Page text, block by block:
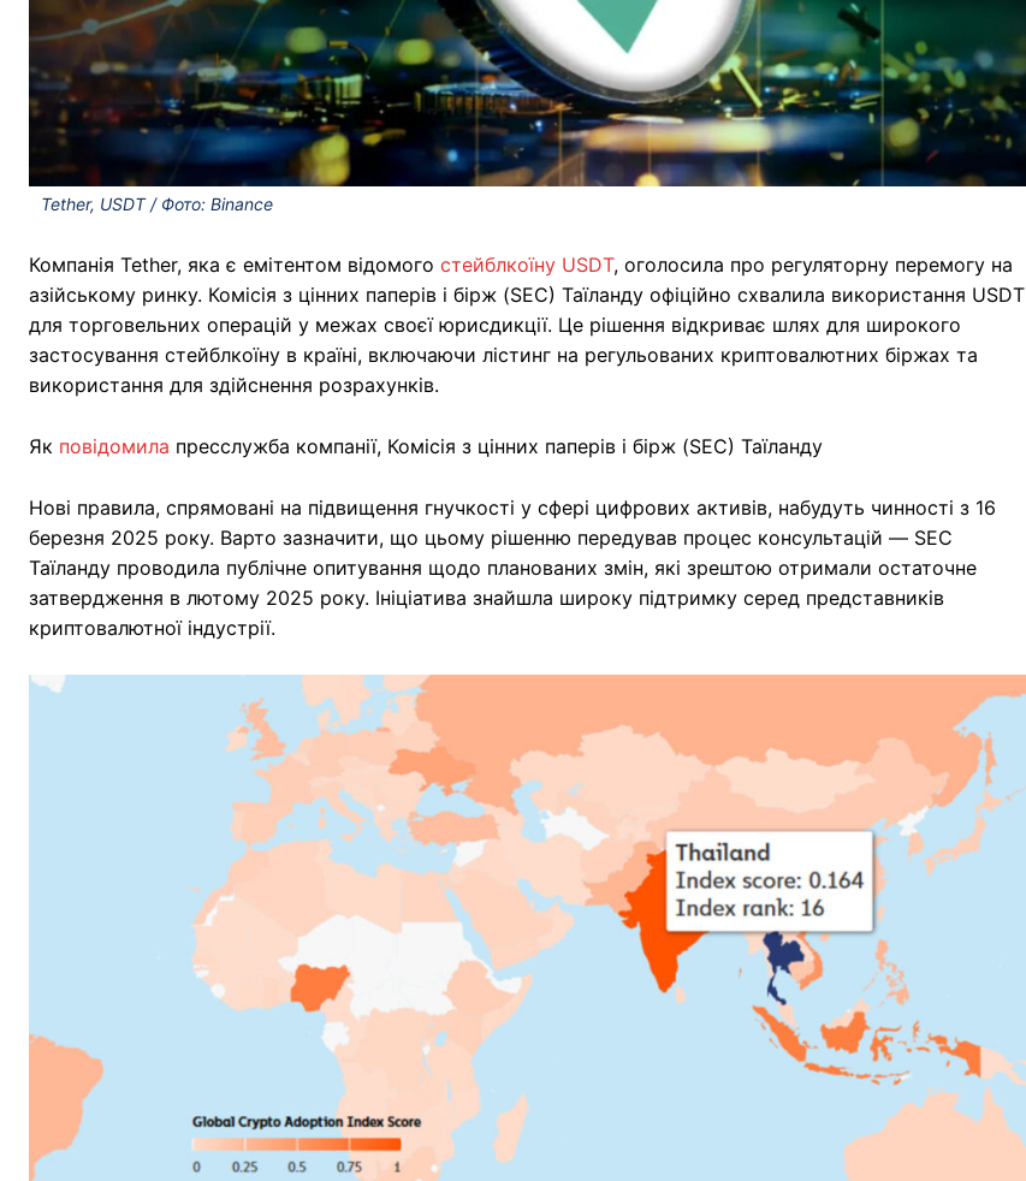
Tether, USDT / Фото: Binance
Компанія Tether, яка є емітентом відомого стейблкоїну USDT, оголосила про регуляторну перемогу на
азійському ринку. Комісія з цінних паперів і бірж (SEC) Таїланду офіційно схвалила використання USDT
для торговельних операцій у межах своєї юрисдикції. Це рішення відкриває шлях для широкого
застосування стейблкоїну в країні, включаючи лістинг на регульованих криптовалютних біржах та
використання для здійснення розрахунків.
Як повідомила пресслужба компанії, Комісія з цінних паперів і бірж (SEC) Таїланду
Нові правила, спрямовані на підвищення гнучкості у сфері цифрових активів, набудуть чинності з 16
березня 2025 року. Варто зазначити, що цьому рішенню передував процес консультацій — SEC
Таїланду проводила публічне опитування щодо планованих змін, які зрештою отримали остаточне
затвердження в лютому 2025 року. Ініціатива знайшла широку підтримку серед представників
криптовалютної індустрії.